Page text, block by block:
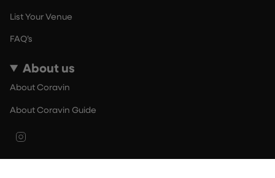
List Your Venue
FAQ’s
About us
About Coravin
About Coravin Guide